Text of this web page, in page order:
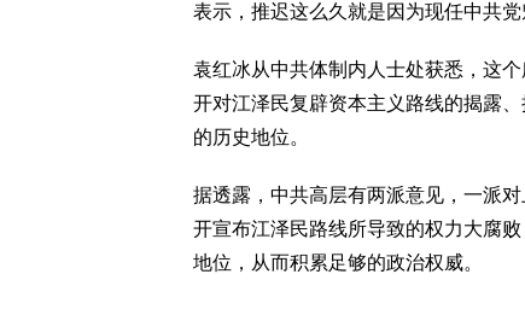
表示，推迟这么久就是因为现任中共党
袁红冰从中共体制内人士处获悉，这
开对江泽民复辟资本主义路线的揭露
的历史地位。
据透露，中共高层有两派意见，一派
开宣布江泽民路线所导致的权力大腐
地位，从而积累足够的政治权威。